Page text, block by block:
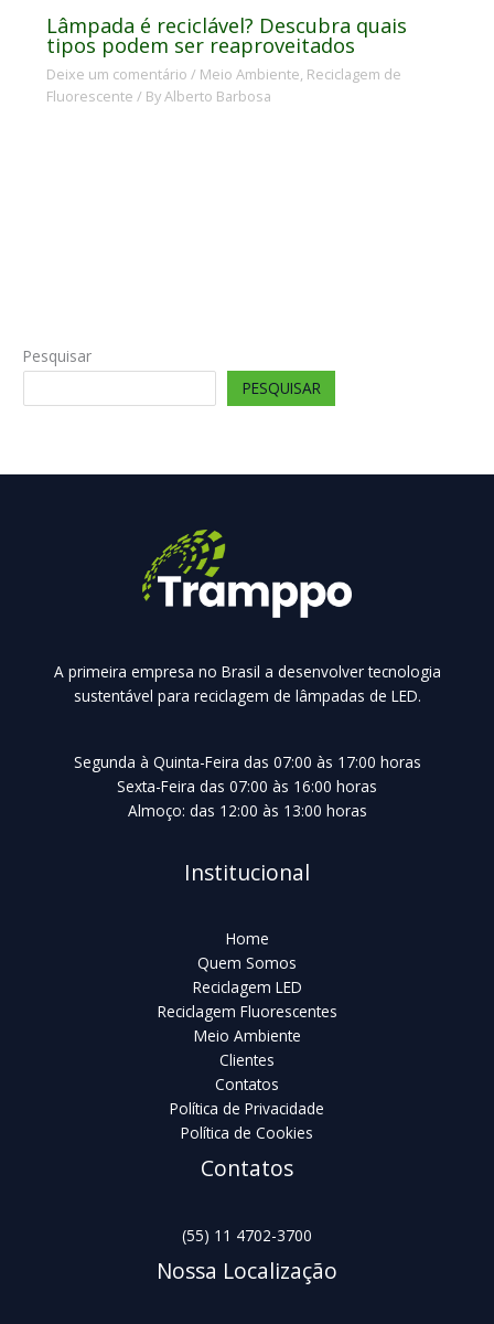
Lâmpada é reciclável? Descubra quais
tipos podem ser reaproveitados
Deixe um comentário / Meio Ambiente, Reciclagem de
Fluorescente / ByAlberto Barbosa
Pesquisar
PESQUISAR
A primeira empresa no Brasil a desenvolver tecnologia
sustentável para reciclagem de lâmpadas de LED.
Segunda à Quinta-Feira das 07:00 às 17:00 horas
Sexta-Feira das 07:00 às 16:00 horas
Almoço: das 12:00 às 13:00 horas
Institucional
Home
Quem Somos
Reciclagem LED
Reciclagem Fluorescentes
Meio Ambiente
Clientes
Contatos
Política de Privacidade
Política de Cookies
Contatos
(55) 11 4702-3700
Nossa Localização